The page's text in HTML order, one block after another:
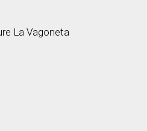
La Vagoneta